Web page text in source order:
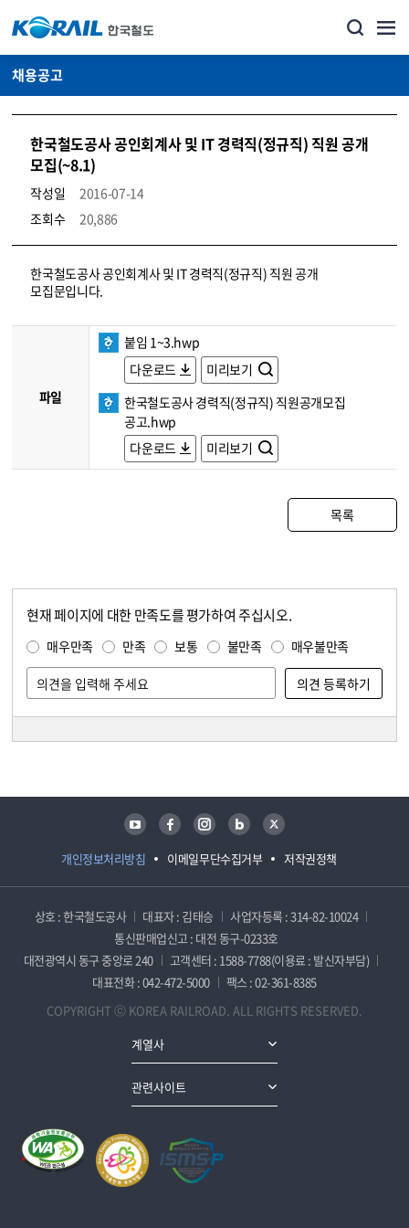
채용공고
한국철도공사 공인회계사 및 IT 경력직(정규직) 직원 공개
모집(~8.1)
작성일
2016-07-14
조회수
20,886
코레일소개_경영공시_채용공고 상세보기 – 내용, 파일, 담당자 연락처로 구성
한국철도공사 공인회계사 및 IT 경력직(정규직) 직원 공개
모집문입니다.
파일
붙임 1~3.hwp
다운로드
미리보기
한국철도공사 경력직(정규직) 직원공개모집
공고.hwp
다운로드
미리보기
목록
현재 페이지에 대한 만족도를 평가하여 주십시오.
매우만족 만족 보통 불만족 매우불만족
개인정보처리방침 이메일무단수집거부 저작권정책
유튜브 페이스북 인스타그램 블로그 트위터
상호 : 한국철도공사 대표자 : 김태승
사업자등록 : 314-82-10024
통신판매업신고 : 대전 동구-0233호
대전광역시 동구 중앙로 240
고객센터 : 1588-7788(이용료 : 발신자부담)
대표전화 : 042-472-5000
팩스 : 02-361-8385
COPYRIGHT ⓒ KOREA RAILROAD. ALL RIGHTS RESERVED.
계열사
관련사이트